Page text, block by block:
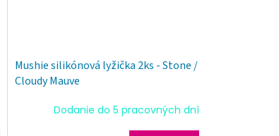
Mushie silikónová lyžička 2ks - Stone /
Cloudy Mauve
Dodanie do 5 pracovných dní